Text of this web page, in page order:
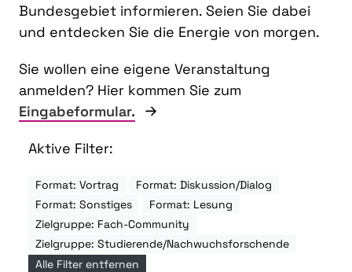
Bundesgebiet informieren. Seien Sie dabei
und entdecken Sie die Energie von morgen.
Sie wollen eine eigene Veranstaltung
anmelden? Hier kommen Sie zum
Eingabeformular.
Aktive Filter:
Format: Vortrag
Format: Diskussion/Dialog
Format: Sonstiges
Format: Lesung
Zielgruppe: Fach-Community
Zielgruppe: Studierende/Nachwuchsforschende
Alle Filter entfernen